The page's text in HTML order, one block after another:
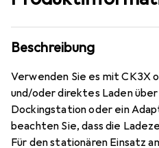
Beschreibung
Verwenden Sie es mit CK3X
und/oder direktes Laden über
Dockingstation oder ein
beachten Sie, dass die
Für den stationären Einsatz